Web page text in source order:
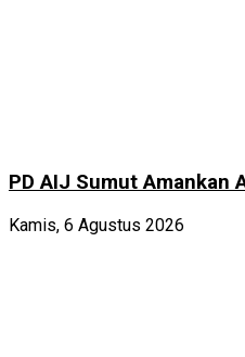
PD AIJ Sumut Amankan
Kamis, 6 Agustus 2026